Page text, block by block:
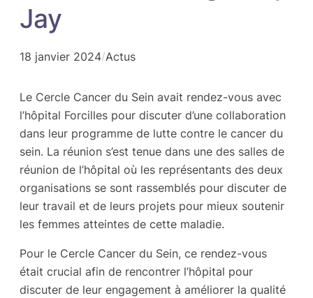
Jay
18 janvier 2024/Actus
Le Cercle Cancer du Sein avait rendez-vous avec
l’hôpital Forcilles pour discuter d’une collaboration
dans leur programme de lutte contre le cancer du
sein. La réunion s’est tenue dans une des salles de
réunion de l’hôpital où les représentants des deux
organisations se sont rassemblés pour discuter de
leur travail et de leurs projets pour mieux soutenir
les femmes atteintes de cette maladie.
Pour le Cercle Cancer du Sein, ce rendez-vous
était crucial afin de rencontrer l’hôpital pour
discuter de leur engagement à améliorer la qualité